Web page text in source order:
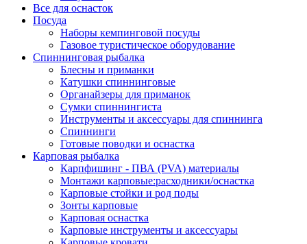
Все для оснасток
Посуда
Наборы кемпинговой посуды
Газовое туристическое оборудование
Спиннинговая рыбалка
Блесны и приманки
Катушки спиннинговые
Органайзеры для приманок
Сумки спиннингиста
Инструменты и аксессуары для спиннинга
Спиннинги
Готовые поводки и оснастка
Карповая рыбалка
Карпфишинг - ПВА (PVA) материалы
Монтажи карповые:расходники/оснастка
Карповые стойки и род поды
Зонты карповые
Карповая оснастка
Карповые инструменты и аксессуары